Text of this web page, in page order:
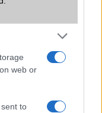
web or
to
OK
Ezt a
irányelveés a